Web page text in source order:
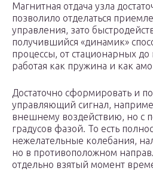
Магнитная отдача узла
позволило отделаться
управления, зато
получившийся «динамик»
процессы, от стационарных до
работая как пружина и как
Достаточно сформировать и
управляющий сигнал,
внешнему воздействию, но с
градусов фазой. То есть
нежелательные колебания,
но в противоположном
отдельно взятый момент